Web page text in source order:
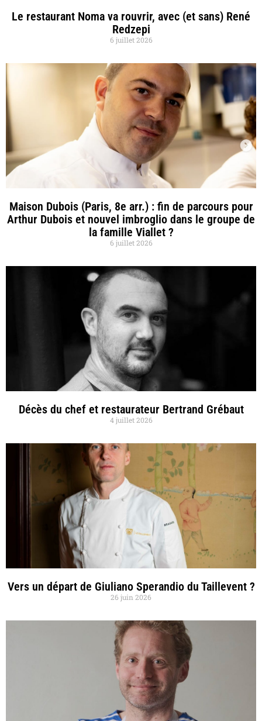
Le restaurant Noma va rouvrir, avec (et sans) René
Redzepi
6 juillet 2026
Maison Dubois (Paris, 8e arr.) : fin de parcours pour
Arthur Dubois et nouvel imbroglio dans le groupe de
la famille Viallet ?
6 juillet 2026
Décès du chef et restaurateur Bertrand Grébaut
4 juillet 2026
Vers un départ de Giuliano Sperandio du Taillevent ?
26 juin 2026